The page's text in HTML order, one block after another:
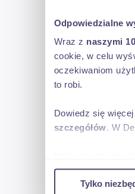
Odpowiedzialne
Wraz z naszymi
cookie, w celu
oczekiwaniom
to robi.
Dowiedz się
szczegółów. W
w naszej witrynie.
reklamowym i
Tylko